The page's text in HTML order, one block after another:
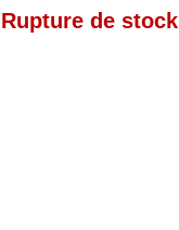
Rupture de stock